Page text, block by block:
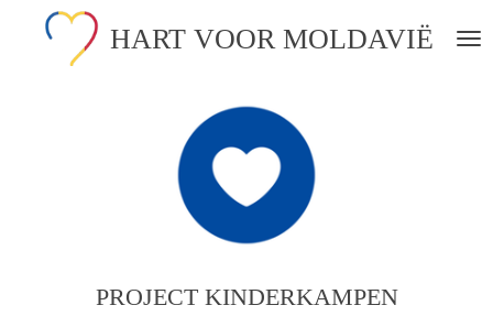
HART VOOR MOLDAVIË
PROJECT KINDERKAMPEN